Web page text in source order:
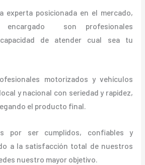
experta posicionada en el mercado,
encargado son profesionales
de atender cual sea tu
motorizados y vehículos
y nacional con seriedad y rapidez,
el producto final.
por ser cumplidos, confiables y
a la satisfacción total de nuestros
nuestro mayor objetivo.